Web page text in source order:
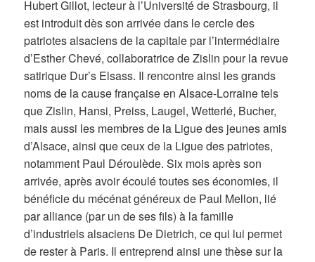
Hubert Gillot, lecteur à l’Université de Strasbourg, il
est introduit dès son arrivée dans le cercle des
patriotes alsaciens de la capitale par l’intermédiaire
d’Esther Chevé, collaboratrice de Zislin pour la revue
satirique Dur’s Elsass. Il rencontre ainsi les grands
noms de la cause française en Alsace-Lorraine tels
que Zislin, Hansi, Preiss, Laugel, Wetterlé, Bucher,
mais aussi les membres de la Ligue des jeunes amis
d’Alsace, ainsi que ceux de la Ligue des patriotes,
notamment Paul Déroulède. Six mois après son
arrivée, après avoir écoulé toutes ses économies, il
bénéficie du mécénat généreux de Paul Mellon, lié
par alliance (par un de ses fils) à la famille
d’industriels alsaciens De Dietrich, ce qui lui permet
de rester à Paris. Il entreprend ainsi une thèse sur la